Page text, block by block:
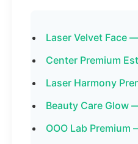
Laser Velvet Face
Center Premium
Laser Harmony
Beauty Care Glow
ООО Lab Premium